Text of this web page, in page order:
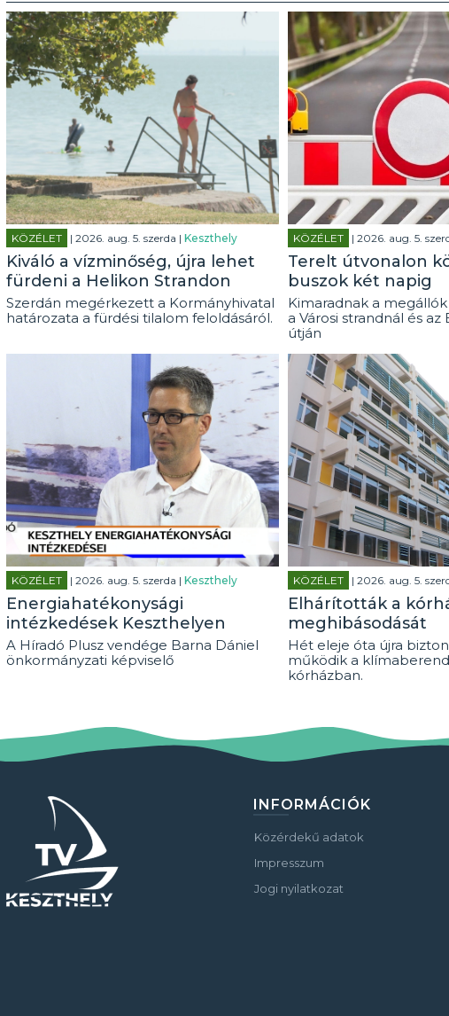
KÖZÉLET | 2026. aug. 5. szerda | Keszthely
Kiváló a vízminőség, újra lehet
fürdeni a Helikon Strandon
Szerdán megérkezett a Kormányhivatal
határozata a fürdési tilalom feloldásáról.
KÖZÉLET | 2026. aug. 5.
Terelt útvonalon
buszok két napig
Kimaradnak a
a Városi strandnál és
útján
KÖZÉLET | 2026. aug. 5. szerda | Keszthely
Energiahatékonysági
intézkedések Keszthelyen
A Híradó Plusz vendége Barna Dániel
önkormányzati képviselő
KÖZÉLET | 2026. aug. 5.
Elhárították a
meghibásodását
Hét eleje óta újra
működik a
kórházban.
INFORMÁCIÓK
Közérdekű adatok
Impresszum
Jogi nyilatkozat